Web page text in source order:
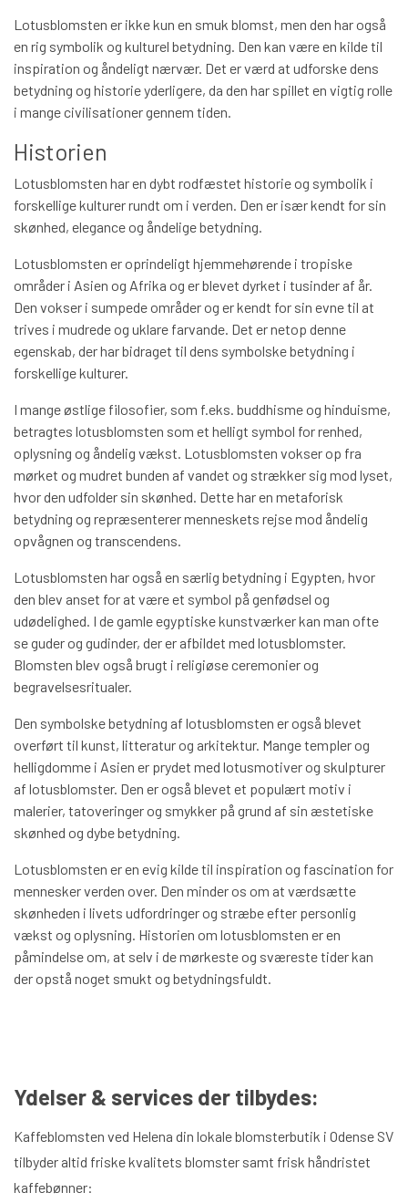
Lotusblomsten er ikke kun en smuk blomst, men den har også
en rig symbolik og kulturel betydning. Den kan være en kilde til
inspiration og åndeligt nærvær. Det er værd at udforske dens
betydning og historie yderligere, da den har spillet en vigtig rolle
i mange civilisationer gennem tiden.
Historien
Lotusblomsten har en dybt rodfæstet historie og symbolik i
forskellige kulturer rundt om i verden. Den er især kendt for sin
skønhed, elegance og åndelige betydning.
Lotusblomsten er oprindeligt hjemmehørende i tropiske
områder i Asien og Afrika og er blevet dyrket i tusinder af år.
Den vokser i sumpede områder og er kendt for sin evne til at
trives i mudrede og uklare farvande. Det er netop denne
egenskab, der har bidraget til dens symbolske betydning i
forskellige kulturer.
I mange østlige filosofier, som f.eks. buddhisme og hinduisme,
betragtes lotusblomsten som et helligt symbol for renhed,
oplysning og åndelig vækst. Lotusblomsten vokser op fra
mørket og mudret bunden af vandet og strækker sig mod lyset,
hvor den udfolder sin skønhed. Dette har en metaforisk
betydning og repræsenterer menneskets rejse mod åndelig
opvågnen og transcendens.
Lotusblomsten har også en særlig betydning i Egypten, hvor
den blev anset for at være et symbol på genfødsel og
udødelighed. I de gamle egyptiske kunstværker kan man ofte
se guder og gudinder, der er afbildet med lotusblomster.
Blomsten blev også brugt i religiøse ceremonier og
begravelsesritualer.
Den symbolske betydning af lotusblomsten er også blevet
overført til kunst, litteratur og arkitektur. Mange templer og
helligdomme i Asien er prydet med lotusmotiver og skulpturer
af lotusblomster. Den er også blevet et populært motiv i
malerier, tatoveringer og smykker på grund af sin æstetiske
skønhed og dybe betydning.
Lotusblomsten er en evig kilde til inspiration og fascination for
mennesker verden over. Den minder os om at værdsætte
skønheden i livets udfordringer og stræbe efter personlig
vækst og oplysning. Historien om lotusblomsten er en
påmindelse om, at selv i de mørkeste og sværeste tider kan
der opstå noget smukt og betydningsfuldt.
Ydelser & services der tilbydes:
Kaffeblomsten ved Helena din lokale blomsterbutik i Odense SV
tilbyder altid friske kvalitets blomster samt frisk håndristet
kaffebønner: